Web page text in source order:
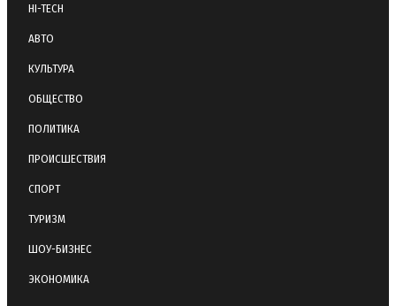
HI-TECH
АВТО
КУЛЬТУРА
ОБЩЕСТВО
ПОЛИТИКА
ПРОИСШЕСТВИЯ
СПОРТ
ТУРИЗМ
ШОУ-БИЗНЕС
ЭКОНОМИКА